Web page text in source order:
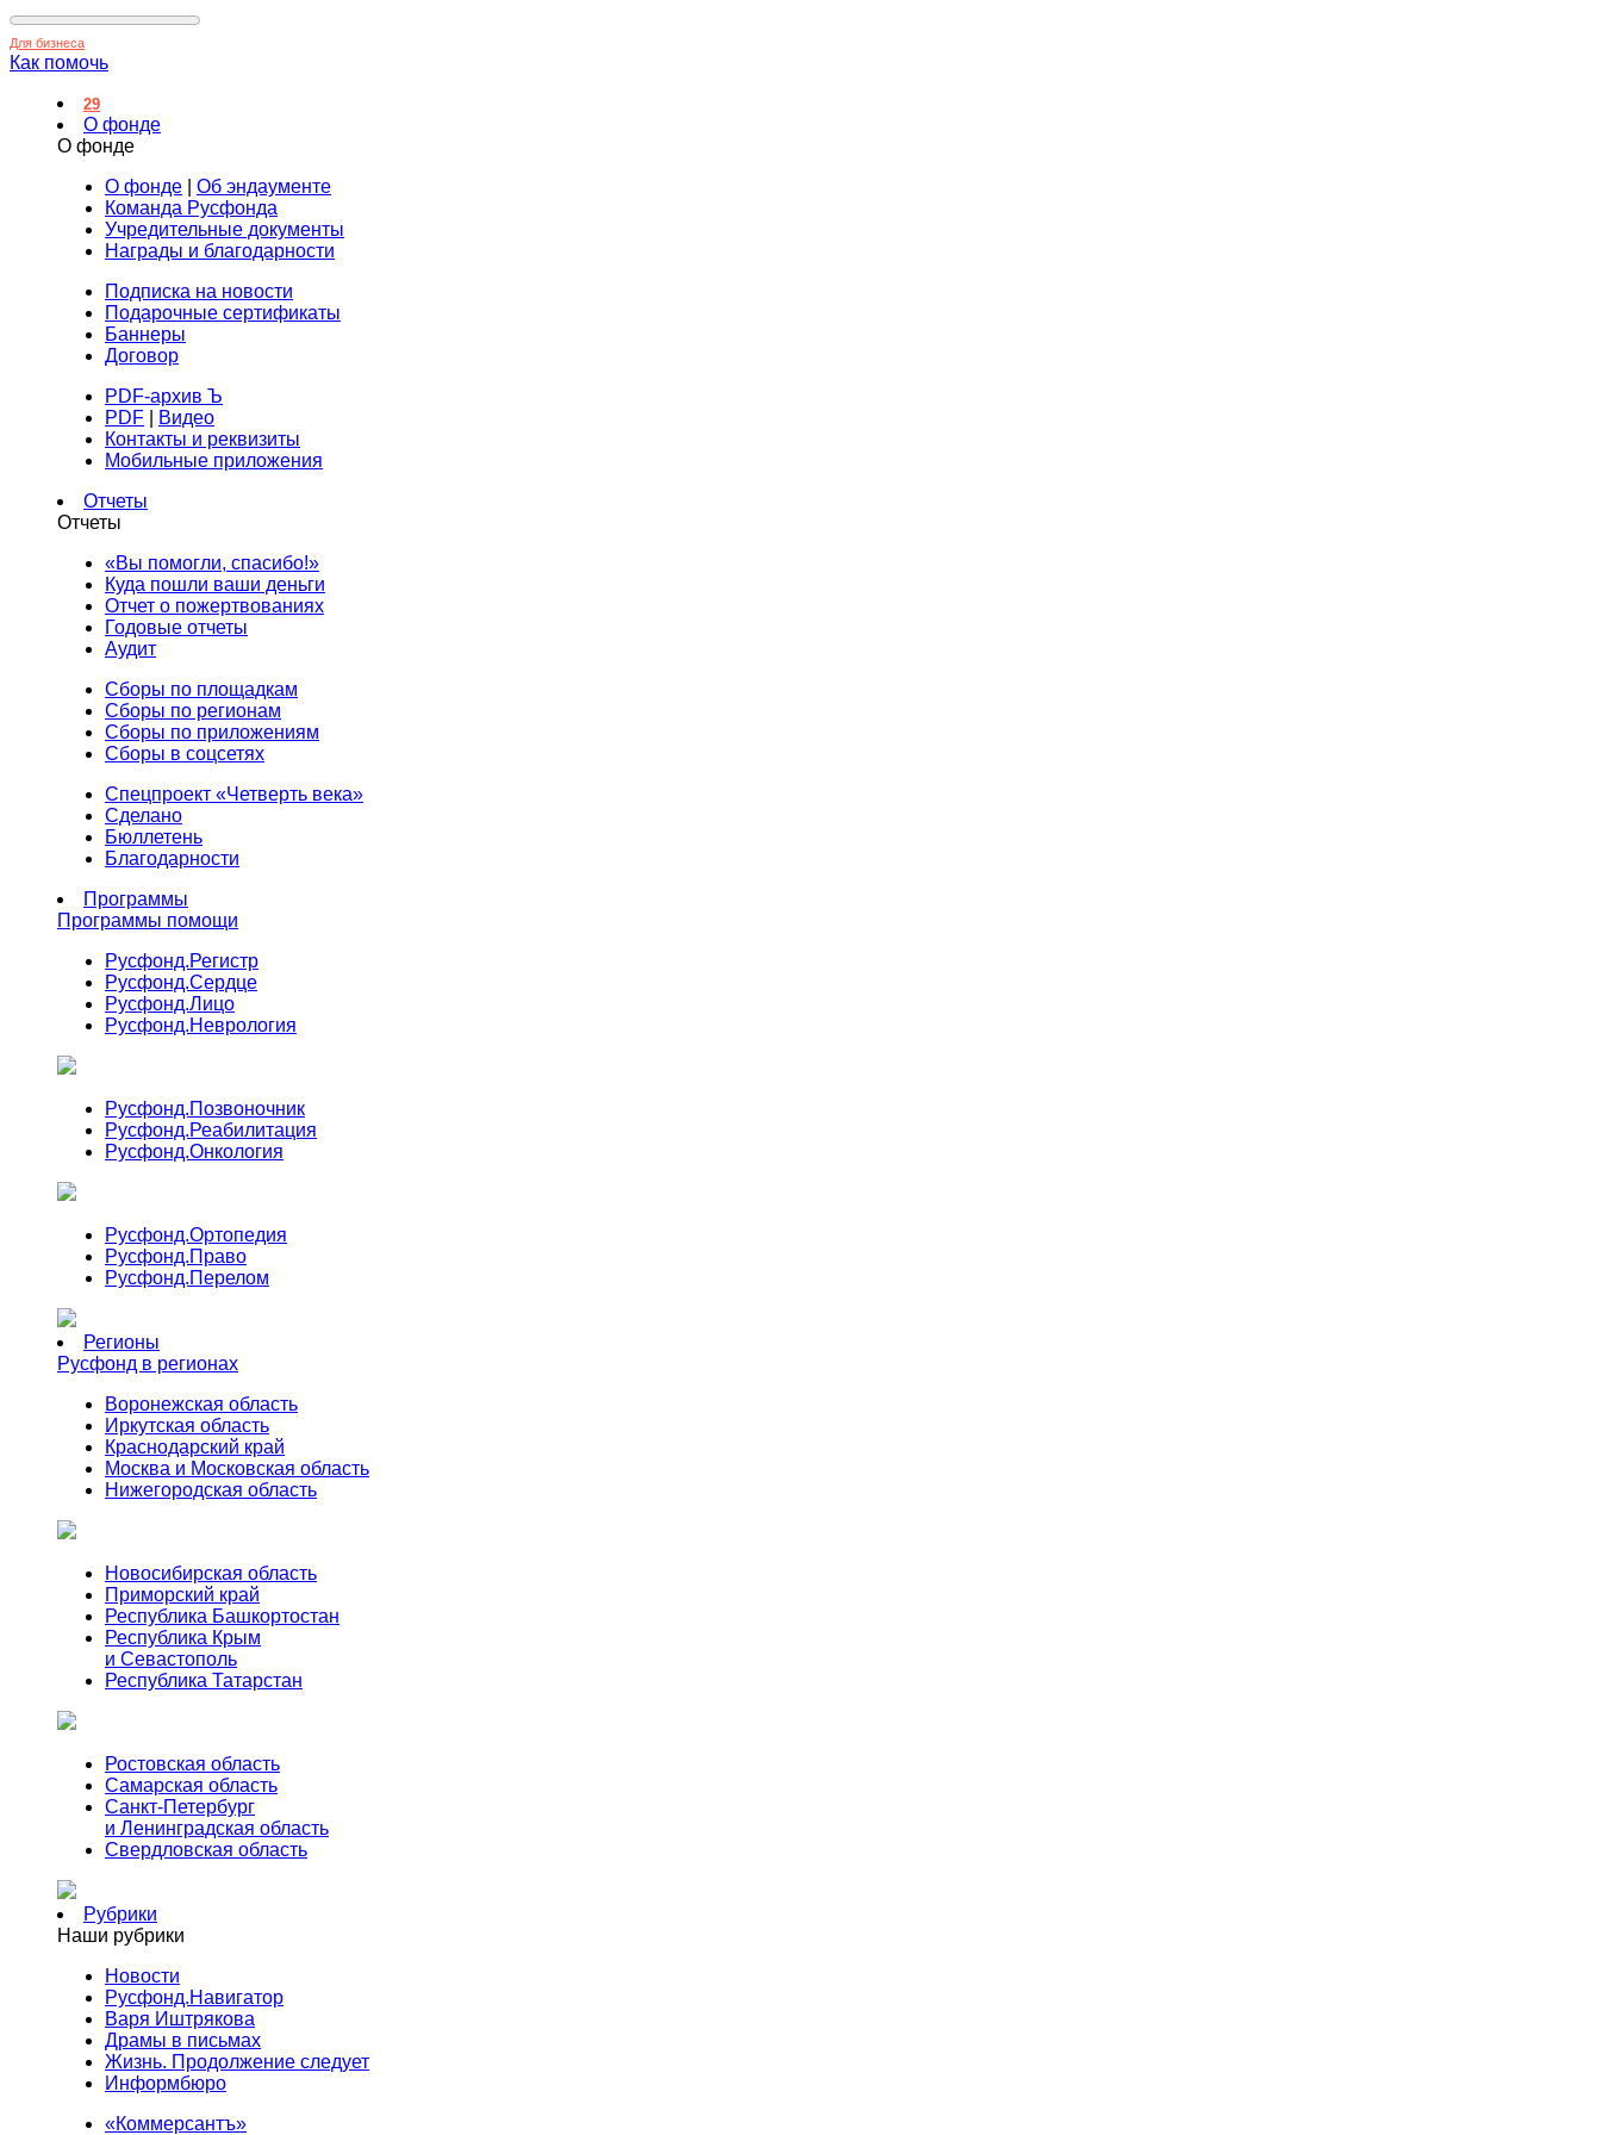
Для бизнеса
Как помочь
29
О фонде
О фонде
О фонде
Об эндаументе
Команда Русфонда
Учредительные документы
Награды и благодарности
Подписка на новости
Подарочные сертификаты
Баннеры
Договор
PDF-архив Ъ
PDF
Видео
Контакты и реквизиты
Мобильные приложения
Отчеты
Отчеты
«Вы помогли, спасибо!»
Куда пошли ваши деньги
Отчет о пожертвованиях
Годовые отчеты
Аудит
Сборы по площадкам
Сборы по регионам
Сборы по приложениям
Сборы в соцсетях
Спецпроект «Четверть века»
Сделано
Бюллетень
Благодарности
Программы
Программы помощи
Русфонд.Регистр
Русфонд.Сердце
Русфонд.Лицо
Русфонд.Неврология
Русфонд.Позвоночник
Русфонд.Реабилитация
Русфонд.Онкология
Русфонд.Ортопедия
Русфонд.Право
Русфонд.Перелом
Регионы
Русфонд в регионах
Воронежская область
Иркутская область
Краснодарский край
Москва и Московская область
Нижегородская область
Новосибирская область
Приморский край
Республика Башкортостан
Республика Крым
и Севастополь
Республика Татарстан
Ростовская область
Самарская область
Санкт-Петербург
и Ленинградская область
Свердловская область
Рубрики
Наши рубрики
Новости
Русфонд.Навигатор
Варя Иштрякова
Драмы в письмах
Жизнь. Продолжение следует
Информбюро
«Коммерсантъ»